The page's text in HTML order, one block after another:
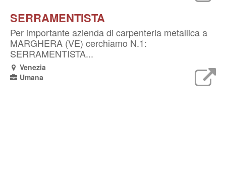
SERRAMENTISTA
Per importante azienda di carpenteria metallica a
MARGHERA (VE) cerchiamo N.1:
SERRAMENTISTA...
Venezia
Umana